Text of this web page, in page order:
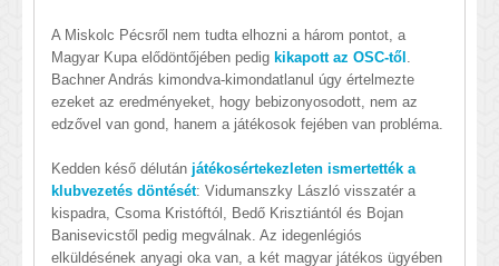
A Miskolc Pécsről nem tudta elhozni a három pontot, a
Magyar Kupa elődöntőjében pedig kikapott az OSC-től
Bachner András kimondva-kimondatlanul úgy értelmezte
ezeket az eredményeket, hogy bebizonyosodott, nem az
edzővel van gond, hanem a játékosok fejében van probléma.
Kedden késő délután játékosértekezleten ismertették a
klubvezetés döntését: Vidumanszky László visszatér a
kispadra, Csoma Kristóftól, Bedő Krisztiántól és Bojan
Banisevicstől pedig megválnak. Az idegenlégiós
elküldésének anyagi oka van, a két magyar játékos ügyében